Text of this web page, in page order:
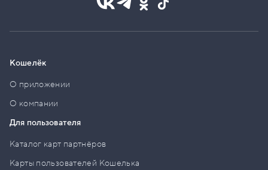
Кошелёк
О приложении
О компании
Для пользователя
Каталог карт партнёров
Карты пользователей Кошелька